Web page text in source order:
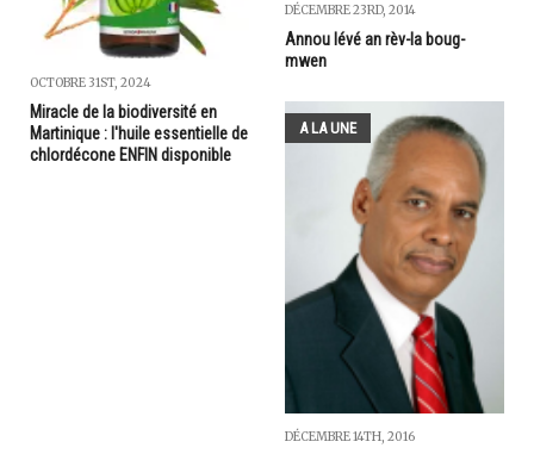
OCTOBRE 31ST, 2024
Miracle de la biodiversité en
Martinique : l'huile essentielle de
chlordécone ENFIN disponible
DÉCEMBRE 23RD, 2014
Annou lévé an rèv-la boug-
mwen
A LA UNE
DÉCEMBRE 14TH, 2016